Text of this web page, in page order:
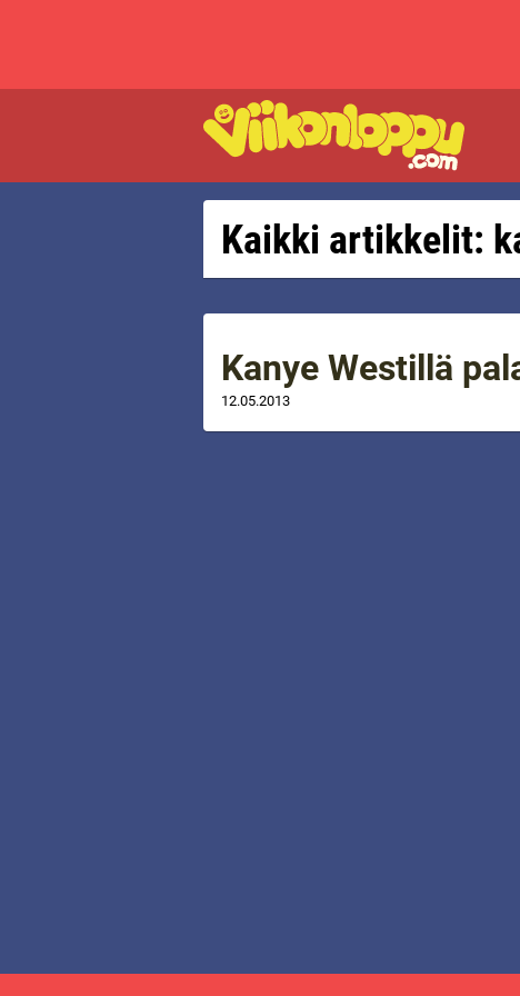
Kaikki artikkelit:
Kanye Westillä
12.05.2013